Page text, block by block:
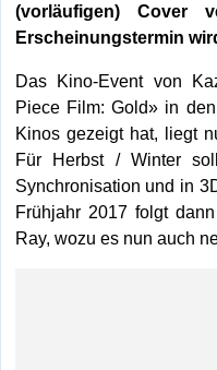
(vorläufigen) Cover
Erscheinungstermin
Das Kino-Event von
Piece Film: Gold» in
Kinos gezeigt hat, liegt
Für Herbst / Winter
Synchronisation und in
Frühjahr 2017 folgt
Ray, wozu es nun auch